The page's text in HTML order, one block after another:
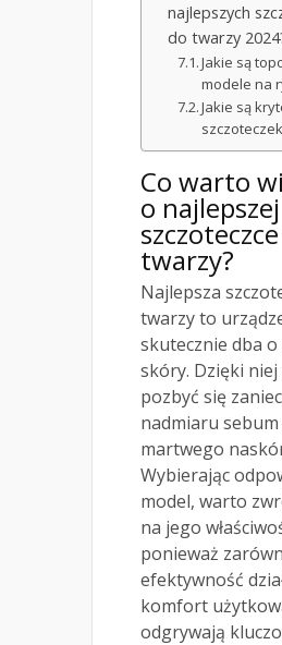
najlepszych
do twarzy
Jakie są
modele na
Jakie są
Co warto
o najlepszej
twarzy?
Najlepsza
twarzy to
skutecznie dba o
skóry. Dzięki
pozbyć się
nadmiaru
martwego
Wybierając
model, warto
na jego
ponieważ
efektywność
komfort
odgrywają